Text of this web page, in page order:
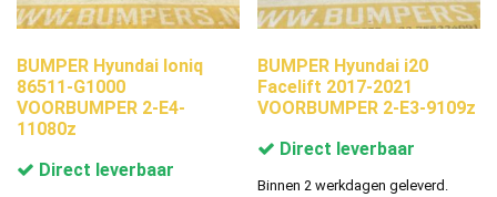
BUMPER Hyundai Ioniq
86511-G1000
VOORBUMPER 2-E4-
11080z
Direct leverbaar
BUMPER Hyundai i20
Facelift 2017-2021
VOORBUMPER 2-E3-9109z
Direct leverbaar
Binnen 2 werkdagen geleverd.